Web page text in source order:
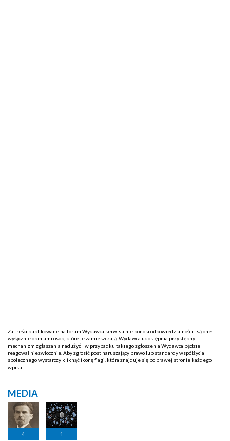
Za treści publikowane na forum Wydawca serwisu nie ponosi odpowiedzialności i są one
wyłącznie opiniami osób, które je zamieszczają. Wydawca udostępnia przystępny
mechanizm zgłaszania nadużyć i w przypadku takiego zgłoszenia Wydawca będzie
reagował niezwłocznie. Aby zgłosić post naruszający prawo lub standardy współżycia
społecznego wystarczy kliknąć ikonę flagi, która znajduje się po prawej stronie każdego
wpisu.
MEDIA
4 1